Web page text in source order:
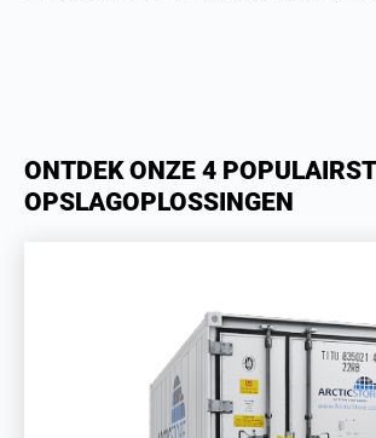
ONTDEK ONZE 4
OPSLAGOPLOSSINGEN